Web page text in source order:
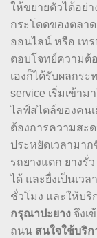
ให้ขยายตัวได้อย่า
กระโดดของตลา
ออนไลน์ หรือ เท
ตอบโจทย์ความต้
เองก็ได้รับผลกร
service เริ่มเข้า
ไลฟ์สไตล์ของคน
ต้องการความสะ
ประหยัดเวลามาก
รถยางแตก ยางรั่
ได้ และยื่งเป็นเว
ชั่วโมง และให้บริ
กรุณาปะยาง จึงเ
ถนน สนใจใช้บริก